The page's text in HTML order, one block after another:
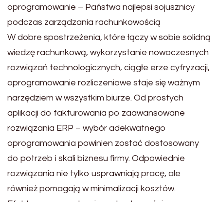
oprogramowanie – Państwa najlepsi sojusznicy
podczas zarządzania rachunkowością
W dobre spostrzeżenia, które łączy w sobie solidną
wiedzę rachunkową, wykorzystanie nowoczesnych
rozwiązań technologicznych, ciągłe erze cyfryzacji,
oprogramowanie rozliczeniowe staje się ważnym
narzędziem w wszystkim biurze. Od prostych
aplikacji do fakturowania po zaawansowane
rozwiązania ERP – wybór adekwatnego
oprogramowania powinien zostać dostosowany
do potrzeb i skali biznesu firmy. Odpowiednie
rozwiązania nie tylko usprawniają pracę, ale
również pomagają w minimalizacji kosztów.